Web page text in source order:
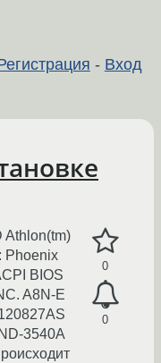
- Вход
0
0
Athlon(tm)
Phoenix
BIOS
A8N-E
3540A